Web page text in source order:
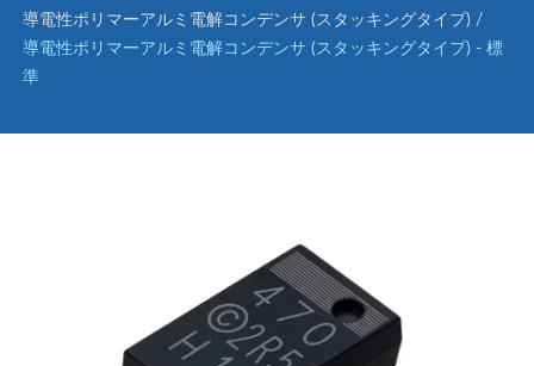
グアプリケーションに対応するように設計されています。
導電性ポリマーアルミ電解コンデンサ (スタッキングタイプ) /
導電性ポリマーアルミ電解コンデンサ (スタッキングタイプ) - 標
準